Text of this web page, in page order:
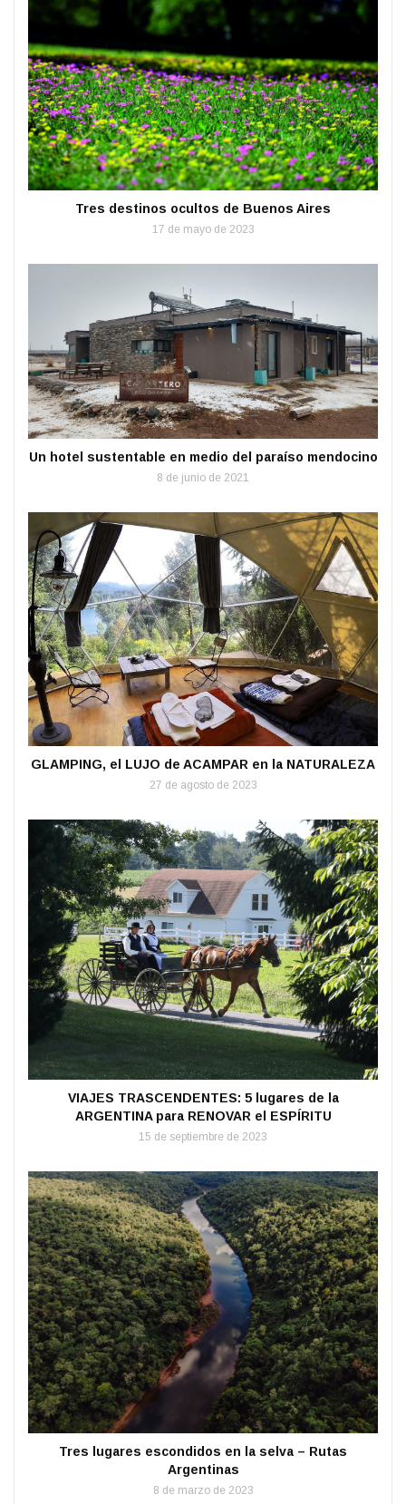
Tres destinos ocultos de Buenos Aires
17 de mayo de 2023
Un hotel sustentable en medio del paraíso mendocino
8 de junio de 2021
GLAMPING, el LUJO de ACAMPAR en la NATURALEZA
27 de agosto de 2023
VIAJES TRASCENDENTES: 5 lugares de la
ARGENTINA para RENOVAR el ESPÍRITU
15 de septiembre de 2023
Tres lugares escondidos en la selva – Rutas
Argentinas
8 de marzo de 2023